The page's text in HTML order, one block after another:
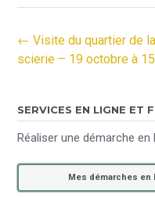
← Visite du quartier de la
scierie – 19 octobre à
SERVICES EN LIGNE ET
Réaliser une démarche
Mes démarches en